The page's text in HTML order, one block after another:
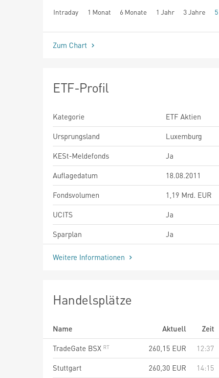
Intraday 1 Monat 6 Monate 1 Jahr 3 Jahre
seit Beginn
Zum Chart
ETF-Profil
Kategorie
ETF Aktien
Ursprungsland
Luxemburg
KESt-Meldefonds
Ja
Auflagedatum
18.08.2011
Fondsvolumen
1,19 Mrd. EUR
UCITS
Ja
Sparplan
Ja
Weitere Informationen
Handelsplätze
Name Aktuell
Zeit
TradeGate BSX
260,15 EUR
12:37
Stuttgart
260,30 EUR
14:15